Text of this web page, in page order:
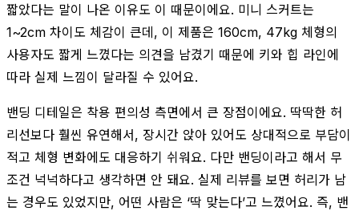
짧았다는 말이 나온 이유도 이 때문이에요. 미니 스커트는
1~2cm 차이도 체감이 큰데, 이 제품은 160cm, 47kg 체형의
사용자도 짧게 느꼈다는 의견을 남겼기 때문에 키와 힙 라인에
따라 실제 느낌이 달라질 수 있어요.
밴딩 디테일은 착용 편의성 측면에서 큰 장점이에요. 딱딱한 허
리선보다 훨씬 유연해서, 장시간 앉아 있어도 상대적으로 부담이
적고 체형 변화에도 대응하기 쉬워요. 다만 밴딩이라고 해서 무
조건 넉넉하다고 생각하면 안 돼요. 실제 리뷰를 보면 허리가 남
는 경우도 있었지만, 어떤 사람은 ‘딱 맞는다’고 느꼈어요. 즉, 밴